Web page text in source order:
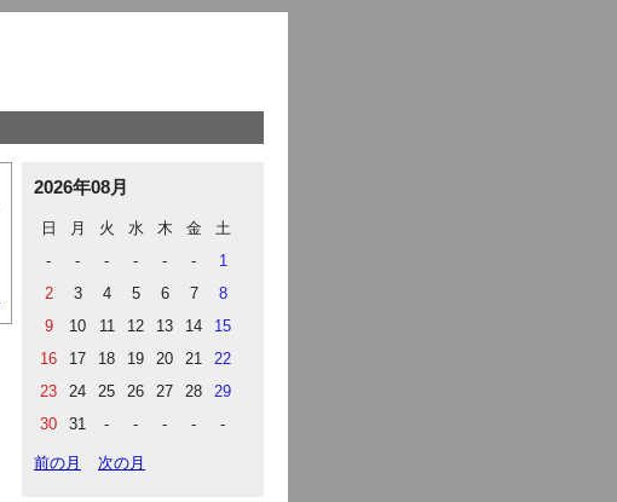
2026年08月
日 月 火 水 木 金
土
-
- - - - -
1
2
3 4 5 6 7
8
9
10 11 12 13 14
15
16
17 18 19 20 21
22
23
24 25 26 27 28
29
30
31 - - - - -
前の月 次の月